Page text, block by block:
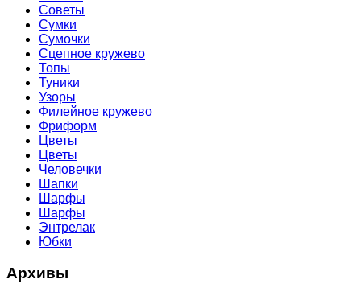
Советы
Сумки
Сумочки
Сцепное кружево
Топы
Туники
Узоры
Филейное кружево
Фриформ
Цветы
Цветы
Человечки
Шапки
Шарфы
Шарфы
Энтрелак
Юбки
Архивы